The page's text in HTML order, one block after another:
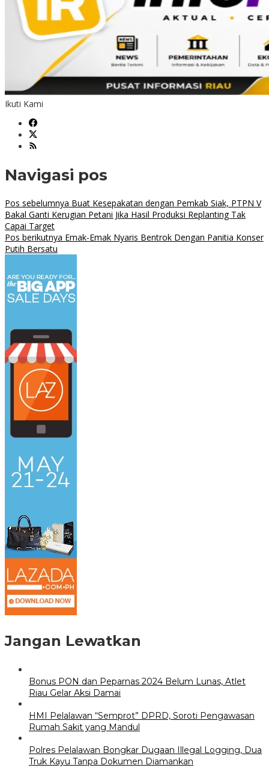
Ikuti Kami
Navigasi pos
Pos sebelumnya Buat Kesepakatan dengan Pemkab Siak, PTPN V
Bakal Ganti Kerugian Petani Jika Hasil Produksi Replanting Tak
Capai Target
Pos berikutnya Emak-Emak Nyaris Bentrok Dengan Panitia Konser
Putih Bersatu
Jangan Lewatkan
Bonus PON dan Peparnas 2024 Belum Lunas, Atlet
Riau Gelar Aksi Damai
HMI Pelalawan “Semprot” DPRD, Soroti Pengawasan
Rumah Sakit yang Mandul
Polres Pelalawan Bongkar Dugaan Illegal Logging, Dua
Truk Kayu Tanpa Dokumen Diamankan